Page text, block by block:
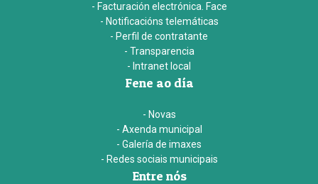
- Facturación electrónica. Face
- Notificacións telemáticas
- Perfil de contratante
- Transparencia
- Intranet local
Fene ao día
- Novas
- Axenda municipal
- Galería de imaxes
- Redes sociais municipais
Entre nós